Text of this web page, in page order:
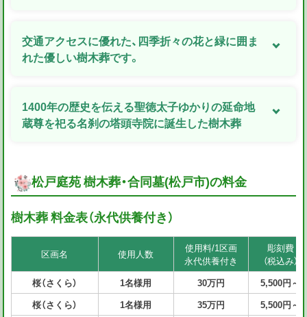
交通アクセスに優れた、四季折々の花と緑に囲ま
れた優しい樹木葬です。
1400年の歴史を伝える聖徳太子ゆかりの延命地
蔵尊を祀る名刹の塔頭寺院に誕生した樹木葬
松戸庭苑 樹木葬・合同墓(松戸市)の料金
樹木葬 料金表（永代供養付き）
区画名 使用人数
使用料/1区画
永代供養付き
彫刻費
（税込み）
桜（さくら）
1名様用 30万円
5,500円～
桜（さくら）
1名様用 35万円
5,500円～